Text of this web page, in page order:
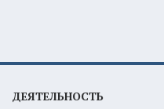
ДЕЯТЕЛЬНОСТЬ